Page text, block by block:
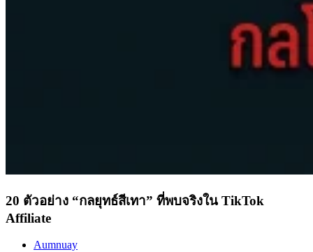
20 ตัวอย่าง “กลยุทธ์สีเทา” ที่พบจริงใน TikTok
Affiliate
Aumnuay